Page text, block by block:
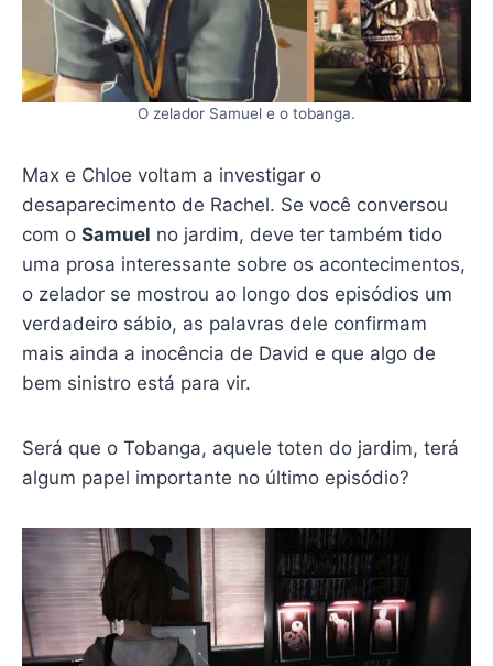
O zelador Samuel e o tobanga.
Max e Chloe voltam a investigar o
desaparecimento de Rachel. Se você conversou
com o Samuel no jardim, deve ter também tido
uma prosa interessante sobre os acontecimentos,
o zelador se mostrou ao longo dos episódios um
verdadeiro sábio, as palavras dele confirmam
mais ainda a inocência de David e que algo de
bem sinistro está para vir.
Será que o Tobanga, aquele toten do jardim, terá
algum papel importante no último episódio?